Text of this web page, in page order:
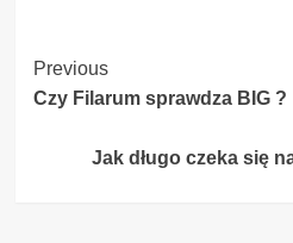
Post
Navigation
Previous
Czy Filarum sprawdza BIG ?
Jak długo czeka się